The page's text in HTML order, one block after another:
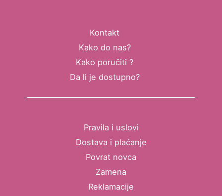
Kontakt
Kako do nas?
Kako poručiti ?
Da li je dostupno?
Pravila i uslovi
Dostava i plaćanje
Povrat novca
Zamena
Reklamacije